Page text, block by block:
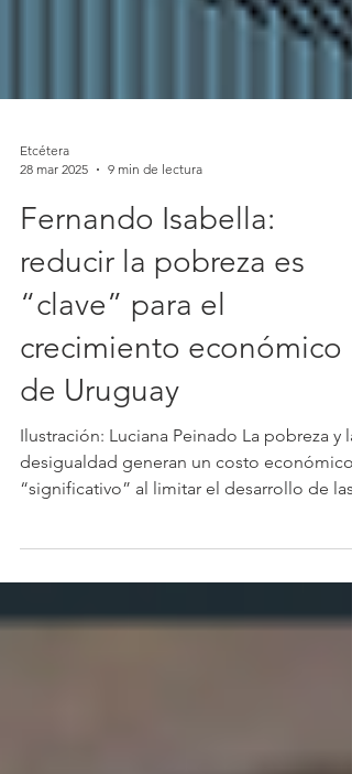
Etcétera
28 mar 2025
9 min de lectura
Fernando Isabella:
reducir la pobreza es
“clave” para el
crecimiento económico
de Uruguay